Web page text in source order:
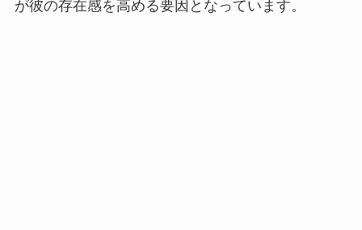
が彼の存在感を高める要因となっています。